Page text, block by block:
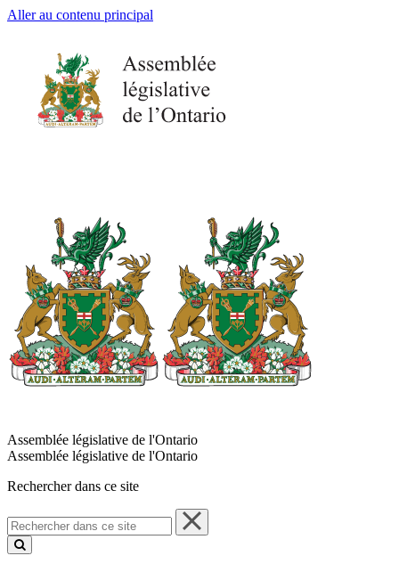
Aller au contenu principal
Assemblée législative de l'Ontario
Assemblée législative de l'Ontario
Rechercher dans ce site
Rechercher
dans
ce